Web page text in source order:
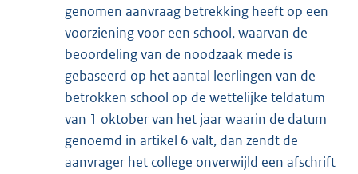
genomen aanvraag betrekking heeft op een
voorziening voor een school, waarvan de
beoordeling van de noodzaak mede is
gebaseerd op het aantal leerlingen van de
betrokken school op de wettelijke teldatum
van 1 oktober van het jaar waarin de datum
genoemd in artikel 6 valt, dan zendt de
aanvrager het college onverwijld een afschrift